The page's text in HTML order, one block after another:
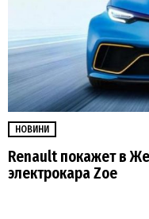
НОВИНИ
Renault покажет в
электрокара Zoe